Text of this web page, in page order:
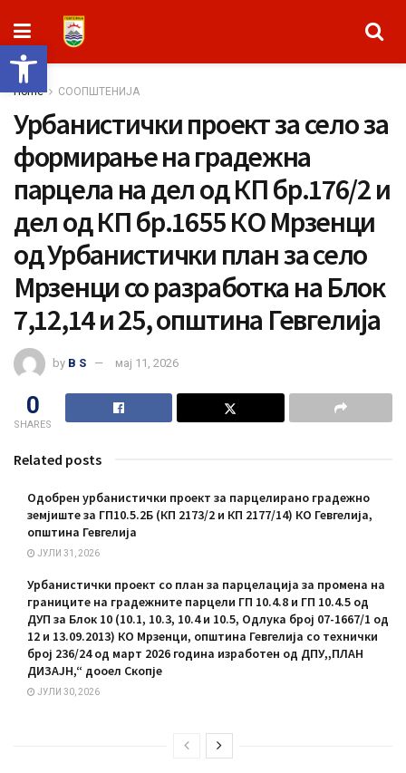
Open toolbar
Home СООПШТЕНИЈА
Урбанистички проект за село за
формирање на градежна
парцела на дел од КП бр.176/2 и
дел од КП бр.1655 КО Мрзенци
од Урбанистички план за село
Мрзенци со разработка на Блок
7,12,14 и 25, општина Гевгелија
by B S мај 11, 2026
0
SHARES
Related posts
Одобрен урбанистички проект за парцелирано градежно
земјиште за ГП10.5.2Б (КП 2173/2 и КП 2177/14) КО Гевгелија,
општина Гевгелија
ЈУЛИ 31, 2026
Урбанистички проект со план за парцелација за промена на
границите на градежните парцели ГП 10.4.8 и ГП 10.4.5 од
ДУП за Блок 10 (10.1, 10.3, 10.4 и 10.5, Одлука број 07-1667/1 од
12 и 13.09.2013) КО Мрзенци, општина Гевгелија со технички
број 236/24 од март 2026 година изработен од ДПУ,,ПЛАН
ДИЗАЈН,“ дооел Скопје
ЈУЛИ 30, 2026